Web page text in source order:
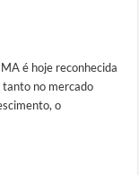
é hoje reconhecida
no mercado
o